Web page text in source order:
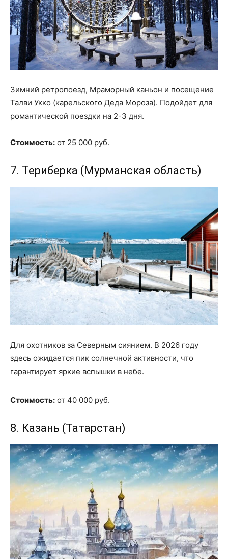
Зимний ретропоезд, Мраморный каньон и посещение
Талви Укко (карельского Деда Мороза). Подойдет для
романтической поездки на 2-3 дня.
Стоимость: от 25 000 руб.
7. Териберка (Мурманская область)
Для охотников за Северным сиянием. В 2026 году
здесь ожидается пик солнечной активности, что
гарантирует яркие вспышки в небе.
Стоимость: от 40 000 руб.
8. Казань (Татарстан)